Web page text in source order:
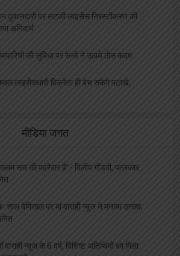
दुकानदारों पर लटकी लाइसेंस निरस्टीकरण की
अनिवार्य
की सुविधा पर रेलवे ने उठाये ठोस कदम
लाइसेंसधारी विक्रेता ही बेच सकेंगे पटाखे,
मीडिया जगत
सच की पहरेदार है’:- दिलीप गोंडवी, पत्रकार
साल बेमिसाल पर मां वाराही न्यूज ने मनाया उत्सव,
वाराही न्यूज़ के 6 वर्ष, विशिष्ट अतिथियों को मिला